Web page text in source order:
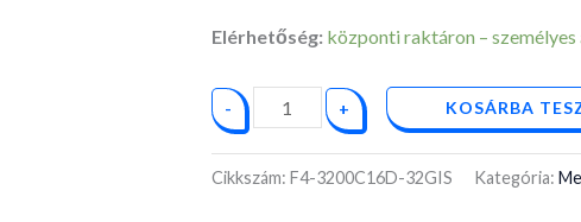
Elérhetőség: központi raktáron –
-
KIT2
+ KOSÁRBA
Cikkszám: F4-3200C16D-32GIS Kategória: